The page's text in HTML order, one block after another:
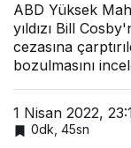
ABD Yüksek
yıldızı Bill
cezasına
bozulmasını
1 Nisan 2022,
0dk, 45sn